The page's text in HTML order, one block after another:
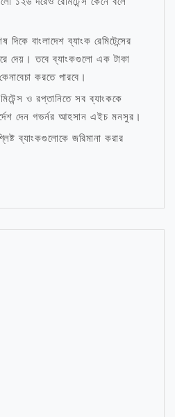
দিকে বাংলাদেশ ব্যাংক রেমিটেন্সের
দেয়। তবে ব্যাংকগুলো এক টাকা
করতে পারবে।
ও রপ্তানিতে সব ব্যাংককে
দেন গভর্নর আহসান এইচ মনসুর।
ব্যাংকগুলোকে জরিমানা করার